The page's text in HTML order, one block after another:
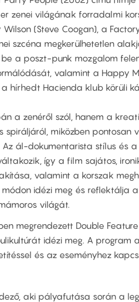
zenei világának forradalmi
(Steve Coogan), a
szcéna megkerülhetetlen
a poszt-punk mozgalom
valamint a Happy
hírhedt Hacienda klub körüli
a zenéről szól, hanem a
spiráljáról, miközben pontosan
Az ál-dokumentarista stílus és
így a film sajátos,
valamint a korszak
idézi meg és reflektálja
világát.
megrendezett Double
idézi meg. A program
és az eseményhez
aki pályafutása során a